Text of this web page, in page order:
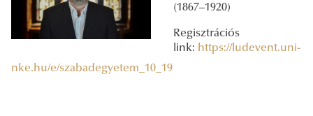
(1867–1920)
Regisztrációs
link: https://ludevent.uni-
nke.hu/e/szabadegyetem_10_19